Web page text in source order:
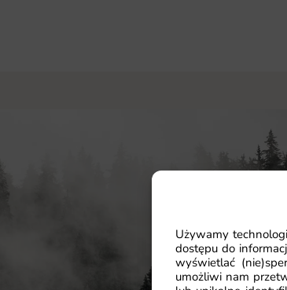
Używamy
dostępu do
wyświetlać
umożliwi nam